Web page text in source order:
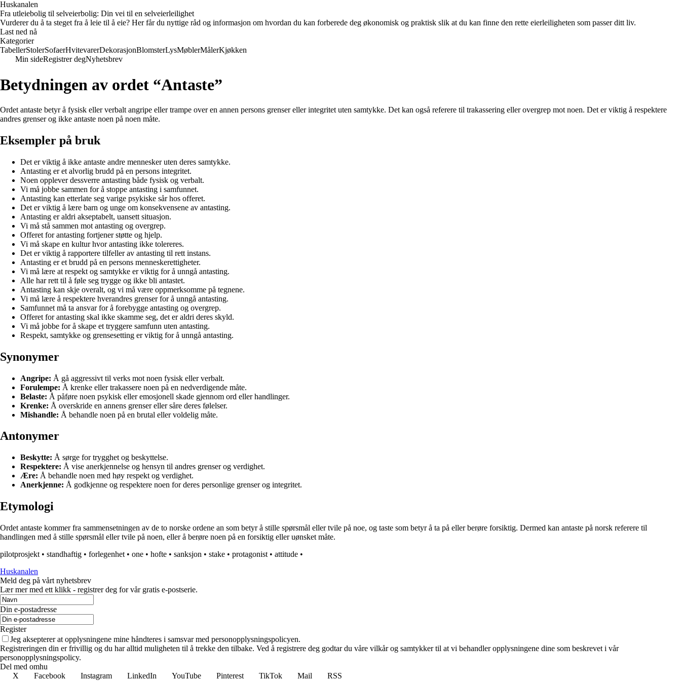
Huskanalen
Fra utleiebolig til selveierbolig: Din vei til en selveierleilighet
Vurderer du å ta steget fra å leie til å eie? Her får du nyttige råd og informasjon om hvordan du kan forberede deg økonomisk og praktisk slik at du kan finne den rette eierleiligheten som passer ditt liv.
Last ned nå
Kategorier
TabellerStolerSofaerHvitevarerDekorasjonBlomsterLysMøblerMålerKjøkken
Min sideRegistrer degNyhetsbrev
Betydningen av ordet “Antaste”
Ordet antaste betyr å fysisk eller verbalt angripe eller trampe over en annen persons grenser eller integritet uten samtykke. Det kan også referere til trakassering eller overgrep mot noen. Det er viktig å respektere
andres grenser og ikke antaste noen på noen måte.
Eksempler på bruk
Det er viktig å ikke antaste andre mennesker uten deres samtykke.
Antasting er et alvorlig brudd på en persons integritet.
Noen opplever dessverre antasting både fysisk og verbalt.
Vi må jobbe sammen for å stoppe antasting i samfunnet.
Antasting kan etterlate seg varige psykiske sår hos offeret.
Det er viktig å lære barn og unge om konsekvensene av antasting.
Antasting er aldri akseptabelt, uansett situasjon.
Vi må stå sammen mot antasting og overgrep.
Offeret for antasting fortjener støtte og hjelp.
Vi må skape en kultur hvor antasting ikke tolereres.
Det er viktig å rapportere tilfeller av antasting til rett instans.
Antasting er et brudd på en persons menneskerettigheter.
Vi må lære at respekt og samtykke er viktig for å unngå antasting.
Alle har rett til å føle seg trygge og ikke bli antastet.
Antasting kan skje overalt, og vi må være oppmerksomme på tegnene.
Vi må lære å respektere hverandres grenser for å unngå antasting.
Samfunnet må ta ansvar for å forebygge antasting og overgrep.
Offeret for antasting skal ikke skamme seg, det er aldri deres skyld.
Vi må jobbe for å skape et tryggere samfunn uten antasting.
Respekt, samtykke og grensesetting er viktig for å unngå antasting.
Synonymer
Angripe: Å gå aggressivt til verks mot noen fysisk eller verbalt.
Forulempe: Å krenke eller trakassere noen på en nedverdigende måte.
Belaste: Å påføre noen psykisk eller emosjonell skade gjennom ord eller handlinger.
Krenke: Å overskride en annens grenser eller såre deres følelser.
Mishandle: Å behandle noen på en brutal eller voldelig måte.
Antonymer
Beskytte: Å sørge for trygghet og beskyttelse.
Respektere: Å vise anerkjennelse og hensyn til andres grenser og verdighet.
Ære: Å behandle noen med høy respekt og verdighet.
Anerkjenne: Å godkjenne og respektere noen for deres personlige grenser og integritet.
Etymologi
Ordet antaste kommer fra sammensetningen av de to norske ordene an som betyr å stille spørsmål eller tvile på noe, og taste som betyr å ta på eller berøre forsiktig. Dermed kan antaste på norsk referere til
handlingen med å stille spørsmål eller tvile på noen, eller å berøre noen på en forsiktig eller uønsket måte.
pilotprosjekt • standhaftig • forlegenhet • one • hofte • sanksjon • stake • protagonist • attitude •
Huskanalen
Meld deg på vårt nyhetsbrev
Lær mer med ett klikk - registrer deg for vår gratis e-postserie.
Din e-postadresse
Register
Jeg aksepterer at opplysningene mine håndteres i samsvar med personopplysningspolicyen.
Registreringen din er frivillig og du har alltid muligheten til å trekke den tilbake. Ved å registrere deg godtar du våre vilkår og samtykker til at vi behandler opplysningene dine som beskrevet i vår
personopplysningspolicy.
Del med omhu
X
Facebook Instagram LinkedIn YouTube Pinterest TikTok Mail RSS